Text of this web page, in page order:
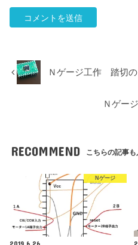
Ｎゲージ工作 踏切の
Ｎゲー
RECOMMEND こちらの記事も
Nゲージ